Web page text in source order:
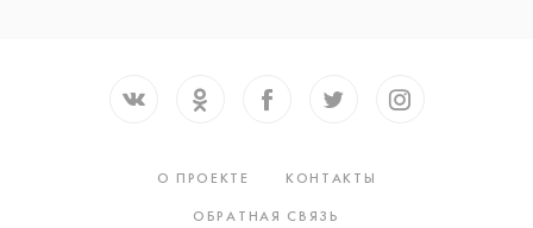
О ПРОЕКТЕ
КОНТАКТЫ
ОБРАТНАЯ СВЯЗЬ